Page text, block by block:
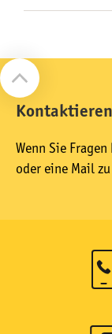
Wenn Sie
oder eine Mail